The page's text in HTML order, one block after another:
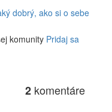
dobrý, ako si o sebe
komunity Pridaj sa
2 komentáre